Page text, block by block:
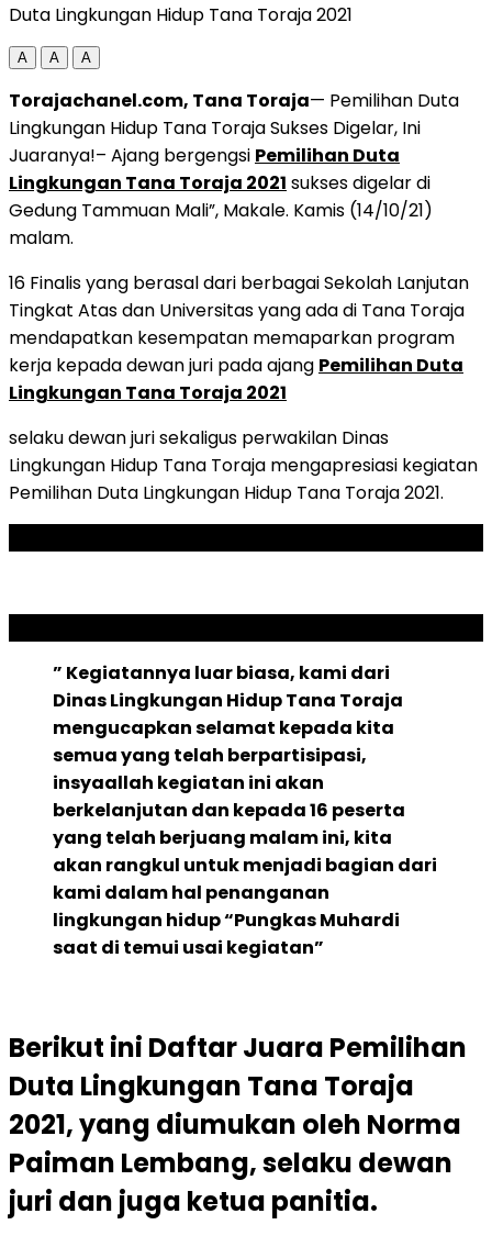
Duta Lingkungan Hidup Tana Toraja 2021
A A A
Torajachanel.com, Tana Toraja— Pemilihan Duta
Lingkungan Hidup Tana Toraja Sukses Digelar, Ini
Juaranya!– Ajang bergengsi Pemilihan Duta
Lingkungan Tana Toraja 2021 sukses digelar di
Gedung Tammuan Mali”, Makale. Kamis (14/10/21)
malam.
16 Finalis yang berasal dari berbagai Sekolah Lanjutan
Tingkat Atas dan Universitas yang ada di Tana Toraja
mendapatkan kesempatan memaparkan program
kerja kepada dewan juri pada ajang Pemilihan Duta
Lingkungan Tana Toraja 2021
selaku dewan juri sekaligus perwakilan Dinas
Lingkungan Hidup Tana Toraja mengapresiasi kegiatan
Pemilihan Duta Lingkungan Hidup Tana Toraja 2021.
” Kegiatannya luar biasa, kami dari
Dinas Lingkungan Hidup Tana Toraja
mengucapkan selamat kepada kita
semua yang telah berpartisipasi,
insyaallah kegiatan ini akan
berkelanjutan dan kepada 16 peserta
yang telah berjuang malam ini, kita
akan rangkul untuk menjadi bagian dari
kami dalam hal penanganan
lingkungan hidup “Pungkas Muhardi
saat di temui usai kegiatan”
Berikut ini Daftar Juara Pemilihan
Duta Lingkungan Tana Toraja
2021,yang diumukan oleh Norma
Paiman Lembang, selaku dewan
juri dan juga ketua panitia.